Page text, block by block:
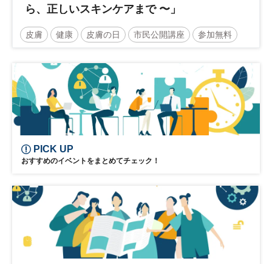
ら、正しいスキンケアまで 〜」
皮膚 健康 皮膚の日 市民公開講座 参加無料
土日祝開催
PICK UP
おすすめのイベントをまとめてチェック！